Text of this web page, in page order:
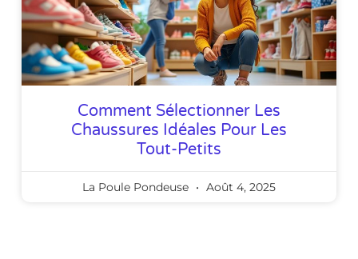
Comment Sélectionner Les
Chaussures Idéales Pour Les
Tout-Petits
La Poule Pondeuse Août 4, 2025